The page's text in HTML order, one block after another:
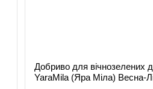
Добриво для вічнозелених
YaraMila (Яра Міла) Весна-